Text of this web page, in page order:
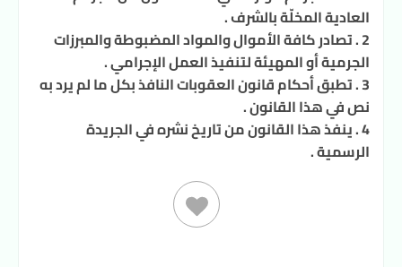
العادية المخلّة بالشرف .
2 . تصادر كافة الأموال والمواد المضبوطة والمبرزات
الجرمية أو المهيئة لتنفيذ العمل الإجرامي .
3 . تطبق أحكام قانون العقوبات النافذ بكل ما لم يرد به
نص في هذا القانون .
4 . ينفذ هذا القانون من تاريخ نشره في الجريدة
الرسمية .